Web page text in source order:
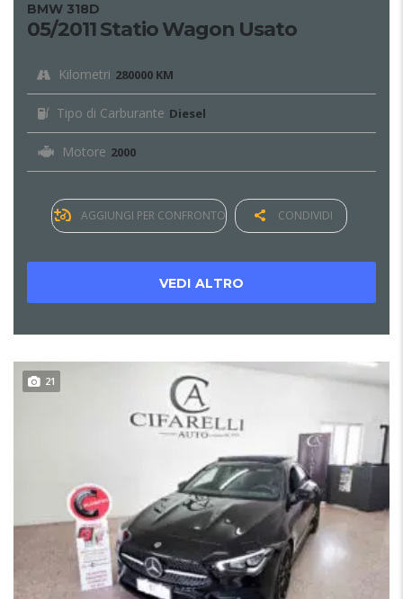
BMW 318D
05/2011 Statio Wagon Usato
Kilometri 280000 KM
Tipo di Carburante Diesel
Motore 2000
AGGIUNGI PER CONFRONTO CONDIVIDI
VEDI ALTRO
21